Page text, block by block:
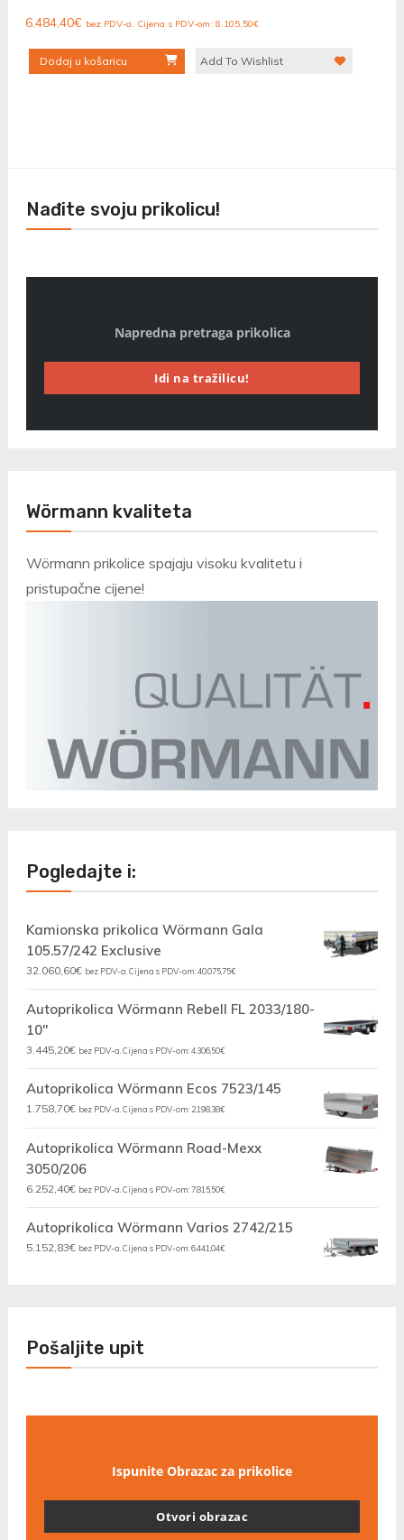
6.484,40€ bez PDV-a. Cijena s PDV-om: 8.105,50€
Dodaj u košaricu Add To Wishlist
Nađite svoju prikolicu!
Napredna pretraga prikolica
Idi na tražilicu!
Wörmann kvaliteta
Wörmann prikolice spajaju visoku kvalitetu i
pristupačne cijene!
Pogledajte i:
Kamionska prikolica Wörmann Gala
105.57/242 Exclusive
32.060,60€ bez PDV-a. Cijena s PDV-om:40.075,75€
Autoprikolica Wörmann Rebell FL 2033/180-
10"
3.445,20€ bez PDV-a. Cijena s PDV-om:4.306,50€
Autoprikolica Wörmann Ecos 7523/145
1.758,70€ bez PDV-a. Cijena s PDV-om: 2.198,38€
Autoprikolica Wörmann Road-Mexx
3050/206
6.252,40€ bez PDV-a. Cijena s PDV-om:7.815,50€
Autoprikolica Wörmann Varios 2742/215
5.152,83€ bez PDV-a. Cijena s PDV-om:6.441,04€
Pošaljite upit
Ispunite Obrazac za prikolice
Otvori obrazac